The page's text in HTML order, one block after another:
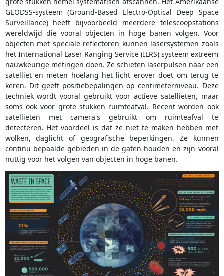
GEODSS-systeem (Ground-Based Electro-Optical Deep Space
Surveillance) heeft bijvoorbeeld meerdere telescoopstations
wereldwijd die vooral objecten in hoge banen volgen. Voor
objecten met speciale reflectoren kunnen lasersystemen zoals
het International Laser Ranging Service (ILRS) systeem extreem
nauwkeurige metingen doen. Ze schieten laserpulsen naar een
satelliet en meten hoelang het licht erover doet om terug te
keren. Dit geeft positiebepalingen op centimeterniveau. Deze
techniek wordt vooral gebruikt voor actieve satellieten, maar
soms ook voor grote stukken ruimteafval. Recent worden ook
satellieten met camera's gebruikt om ruimteafval te
detecteren. Het voordeel is dat ze niet te maken hebben met
wolken, daglicht of geografische beperkingen. Ze kunnen
continu bepaalde gebieden in de gaten houden en zijn vooral
nuttig voor het volgen van objecten in hoge banen.